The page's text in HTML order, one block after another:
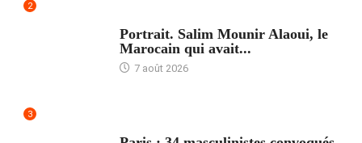
2
Portrait. Salim Mounir Alaoui, le
Marocain qui avait...
7 août 2026
3